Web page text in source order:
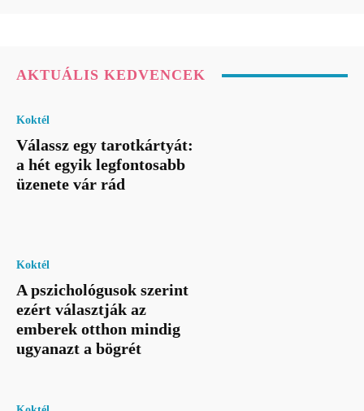
AKTUÁLIS KEDVENCEK
Koktél
Válassz egy tarotkártyát:
a hét egyik legfontosabb
üzenete vár rád
Koktél
A pszichológusok szerint
ezért választják az
emberek otthon mindig
ugyanazt a bögrét